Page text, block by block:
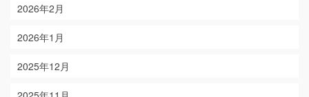
2026年2月
2026年1月
2025年12月